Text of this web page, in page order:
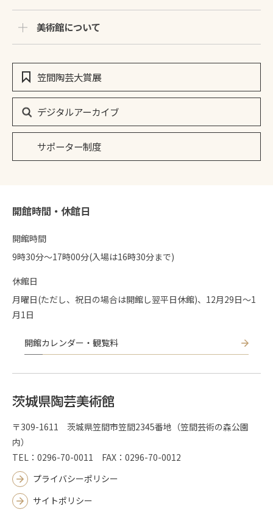
美術館について
笠間陶芸大賞展
デジタルアーカイブ
サポーター制度
開館時間・休館日
開館時間
9時30分〜17時00分(入場は16時30分まで)
休館日
月曜日(ただし、祝日の場合は開館し翌平日休館)、12月29日～1
月1日
開館カレンダー・観覧料
〒309-1611 茨城県笠間市笠間2345番地（笠間芸術の森公園
内）
TEL：0296-70-0011 FAX：0296-70-0012
プライバシーポリシー
サイトポリシー